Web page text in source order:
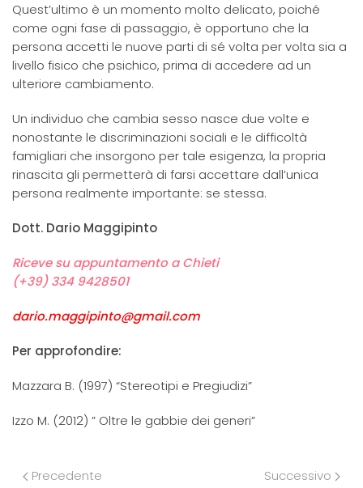
Quest’ultimo è un momento molto delicato, poiché
come ogni fase di passaggio, è opportuno che la
persona accetti le nuove parti di sé volta per volta sia a
livello fisico che psichico, prima di accedere ad un
ulteriore cambiamento.
Un individuo che cambia sesso nasce due volte e
nonostante le discriminazioni sociali e le difficoltà
famigliari che insorgono per tale esigenza, la propria
rinascita gli permetterà di farsi accettare dall’unica
persona realmente importante: se stessa.
Dott. Dario Maggipinto
Riceve su appuntamento a Chieti
(+39) 334 9428501
dario.maggipinto@gmail.com
Per approfondire:
Mazzara B. (1997) “Stereotipi e Pregiudizi”
Izzo M. (2012) ” Oltre le gabbie dei generi”
Precedente Successivo